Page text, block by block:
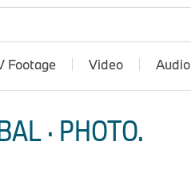
Footage Video Audio
· PHOTO.